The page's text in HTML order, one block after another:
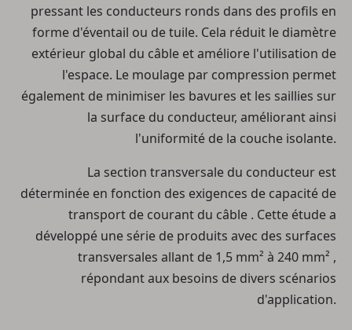
pressant les conducteurs ronds dans des profils en
forme d'éventail ou de tuile. Cela réduit le diamètre
extérieur global du câble et améliore l'utilisation de
l'espace. Le moulage par compression permet
également de minimiser les bavures et les saillies sur
la surface du conducteur, améliorant ainsi
l'uniformité de la couche isolante.
La section transversale du conducteur est
déterminée en fonction des exigences de capacité de
transport de courant du câble . Cette étude a
développé une série de produits avec des surfaces
transversales allant de 1,5 mm² à 240 mm² ,
répondant aux besoins de divers scénarios
d'application.